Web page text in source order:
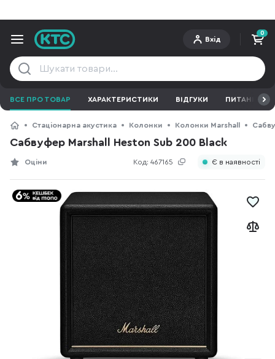
Вхід
0
ВСЕ ПРО ТОВАР ХАРАКТЕРИСТИКИ ВІДГУКИ ПИТАННЯ ТА
Стаціонарна акустика Колонки Колонки Marshall
Сабвуфер Marshall Heston Sub 200 Black
Код: 467165
Оціни Є в наявності